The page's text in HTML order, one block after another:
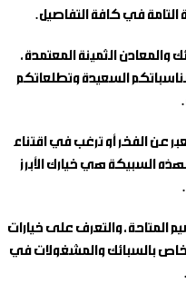
التامة في كافة التفاصيل.
والمعادن الثمينة المعتمدة،
السعيدة وتطلعاتكم
عن الفخر أو ترغب في اقتناء
السبيكة هي خيارك الأبرز
المتاحة، والتعرف على خيارات
الخاص بالسبائك والمشغولات في